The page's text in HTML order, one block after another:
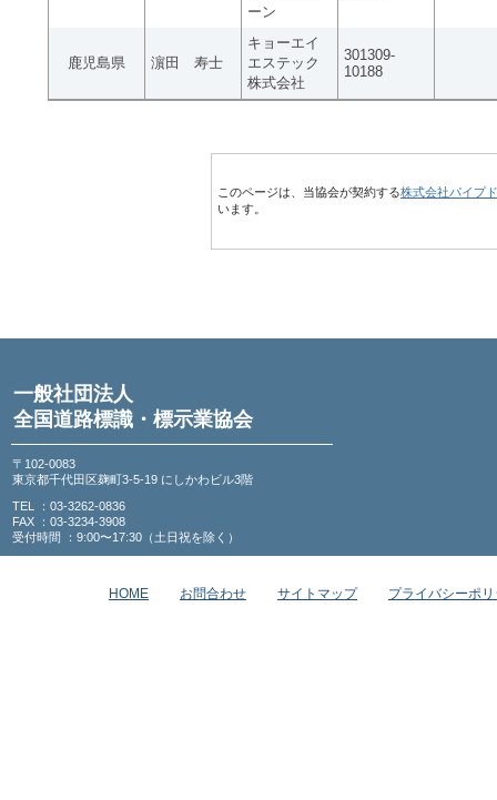
ーン
鹿児島県 濵田 寿士
キョーエイ
エステック
株式会社
301309-
10188
このページは、当協会が契約する株式会社パイプ
います。
一般社団法人
全国道路標識・標示業協会
〒102-0083
東京都千代田区麹町3-5-19 にしかわビル3階
TEL ：03-3262-0836
FAX ：03-3234-3908
受付時間 ：9:00〜17:30（土日祝を除く）
HOME お問合わせ サイトマップ プライバシーポ